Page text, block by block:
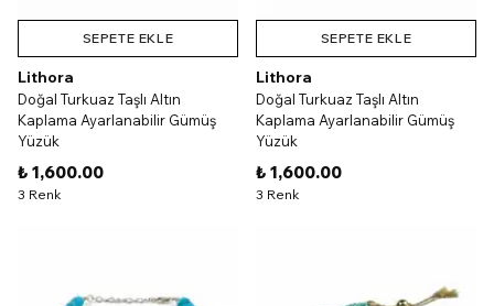
SEPETE EKLE
Lithora
Doğal Turkuaz Taşlı Altın
Kaplama Ayarlanabilir Gümüş
Yüzük
₺ 1,600.00
3 Renk
SEPETE EKLE
Lithora
Doğal Turkuaz Taşlı Altın
Kaplama Ayarlanabilir Gümüş
Yüzük
₺ 1,600.00
3 Renk